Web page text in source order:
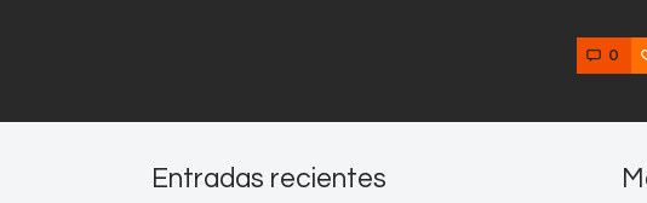
0
Entradas recientes